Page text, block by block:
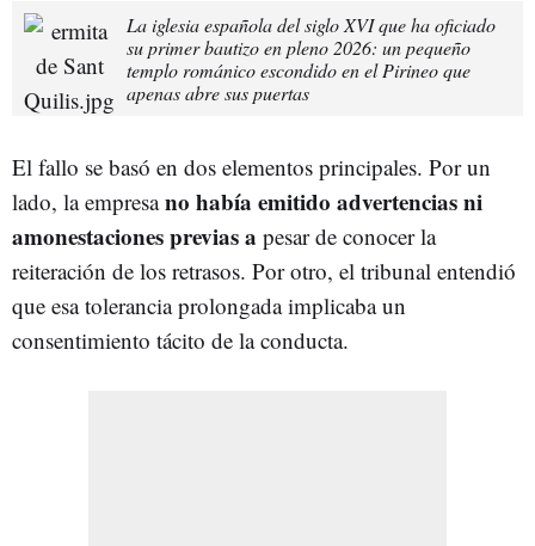
La iglesia española del siglo XVI que ha oficiado
su primer bautizo en pleno 2026: un pequeño
templo románico escondido en el Pirineo que
apenas abre sus puertas
El fallo se basó en dos elementos principales. Por un
lado, la empresano había emitido advertencias ni
amonestaciones previas a pesar de conocer la
reiteración de los retrasos. Por otro, el tribunal entendió
que esa tolerancia prolongada implicaba un
consentimiento tácito de la conducta.